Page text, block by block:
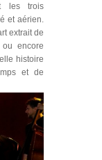
les trois
et aérien.
extrait de
ou encore
histoire
et de